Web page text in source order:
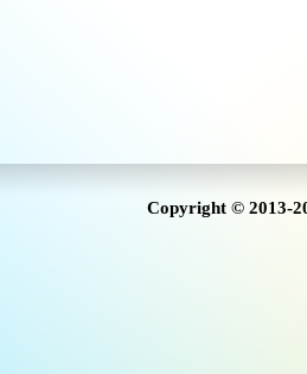
Copyright © 2013-